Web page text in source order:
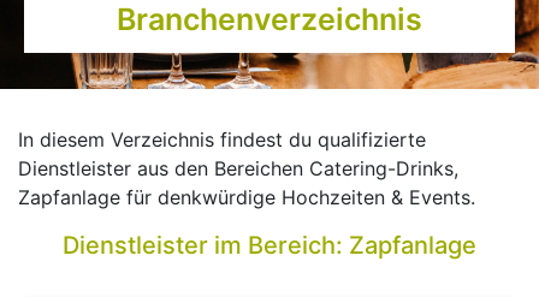
Branchenverzeichnis
In diesem Verzeichnis findest du qualifizierte
Dienstleister aus den Bereichen Catering-Drinks,
Zapfanlage für denkwürdige Hochzeiten & Events.
Dienstleister im Bereich: Zapfanlage